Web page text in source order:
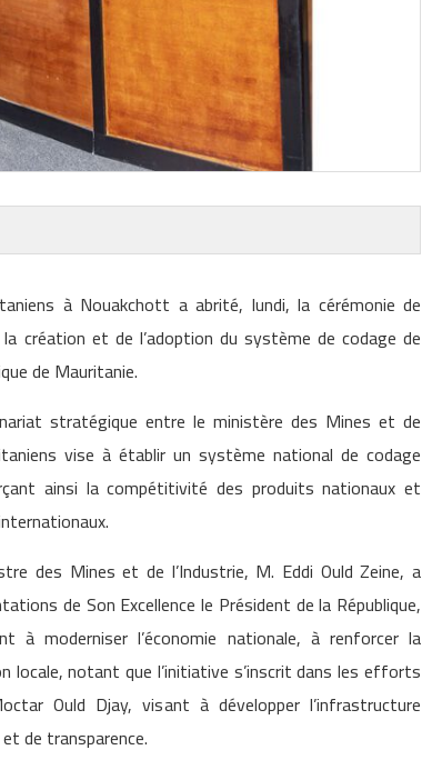
à Nouakchott a abrité, lundi, la cérémonie de
création et de l’adoption du système de codage de
de Mauritanie.
stratégique entre le ministère des Mines et de
vise à établir un système national de codage
ainsi la compétitivité des produits nationaux et
des Mines et de l’Industrie, M. Eddi Ould Zeine, a
de Son Excellence le Président de la République,
à moderniser l’économie nationale, à renforcer la
locale, notant que l’initiative s’inscrit dans les efforts
Ould Djay, visant à développer l’infrastructure
de transparence.